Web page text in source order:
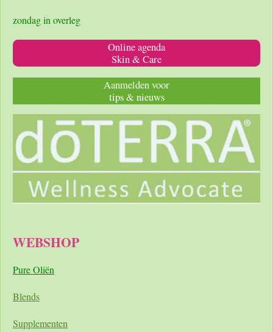
zondag in overleg
Online agenda
Skin & Care
Aanmelden voor
tips & nieuws
WEBSHOP
Pure Oliën
Blends
Supplementen